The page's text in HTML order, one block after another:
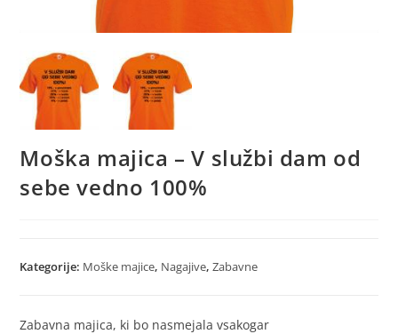
Moška majica – V službi dam od
sebe vedno 100%
Kategorije: Moške majice, Nagajive,Zabavne
Zabavna majica, ki bo nasmejala vsakogar